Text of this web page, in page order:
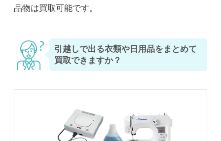
品物は買取可能です。
引越しで出る衣類や日用品をまとめて
買取できますか？